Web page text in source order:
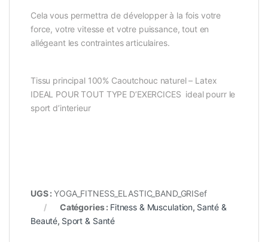
Cela vous permettra de développer à la fois votre
force, votre vitesse et votre puissance, tout en
allégeant les contraintes articulaires.
Tissu principal 100% Caoutchouc naturel – Latex
IDEAL POUR TOUT TYPE D’EXERCICES ideal pourr le
sport d’interieur
UGS :YOGA_FITNESS_ELASTIC_BAND_GRISef
Catégories : Fitness & Musculation, Santé &
Beauté, Sport & Santé